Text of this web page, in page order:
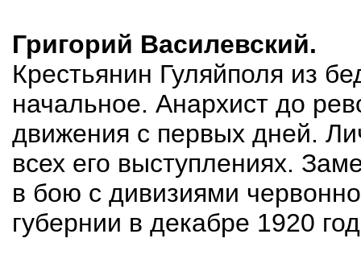
Григорий Василевский.
Крестьянин Гуляйполя из
начальное. Анархист до
движения с первых дней.
всех его выступлениях.
в бою с дивизиями
губернии в декабре 1920